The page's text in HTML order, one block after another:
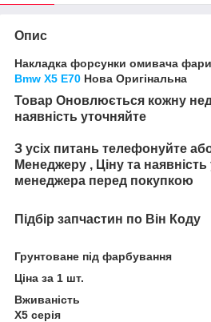
Опис
Накладка форсунки омивача
Bmw X5 E70 Нова Оригінальна
Товар Оновлюється кожну
наявність уточняйте
З усіх питань телефонуйте
Менеджеру , Ціну та
менеджера перед покупкою
Підбір запчастин по Він Коду
Грунтоване під фарбування
Ціна за 1 шт.
Вживаність
X5 серія